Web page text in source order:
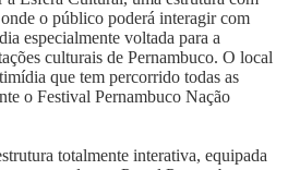
o público poderá interagir com
especialmente voltada para a
culturais de Pernambuco. O local
que tem percorrido todas as
o Festival Pernambuco Nação
totalmente interativa, equipada